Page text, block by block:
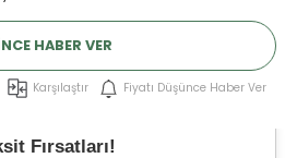
HABER VER
Karşılaştır Fiyatı Düşünce Haber Ver
Fırsatları!